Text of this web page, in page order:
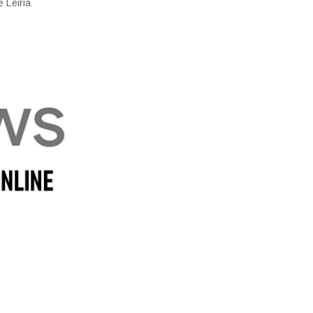
Leiria.